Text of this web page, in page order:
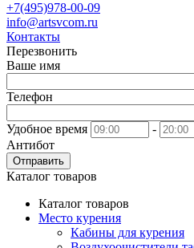
+7(495)978-00-09
info@artsvcom.ru
Контакты
Перезвонить
Ваше имя
Телефон
Удобное время
-
Антибот
Отправить
Каталог товаров
Каталог товаров
Место курения
Кабины для курения